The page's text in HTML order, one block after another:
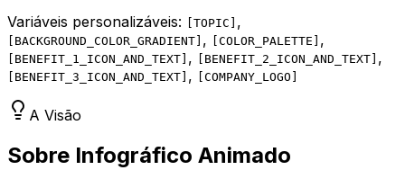
Variáveis personalizáveis:
TOPIC ,
BACKGROUND_COLOR_GRADIENT , COLOR_PALETTE ,
BENEFIT_1_ICON_AND_TEXT , BENEFIT_2_ICON_AND_TEXT ,
BENEFIT_3_ICON_AND_TEXT , COMPANY_LOGO
A Visão
Sobre Infográfico Animado